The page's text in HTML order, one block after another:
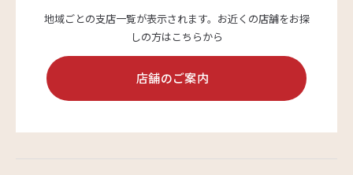
問い合わせフォーム
お電話でのお問い合わせ
地域ごとの支店一覧が表示されます。 お近くの店舗をお探
しの方はこちらから
店舗のご案内